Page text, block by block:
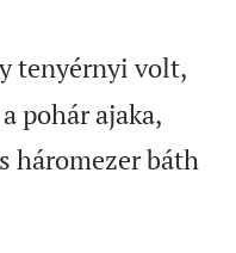
tenyérnyi volt,
pohár ajaka,
háromezer báth